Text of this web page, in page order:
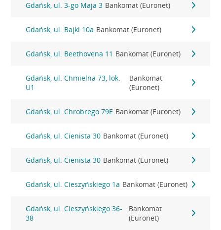
Gdańsk, ul. 3-go Maja 3 Bankomat (Euronet)
Gdańsk, ul. Bajki 10a Bankomat (Euronet)
Gdańsk, ul. Beethovena 11 Bankomat (Euronet)
Gdańsk, ul. Chmielna 73, lok.
U1
Bankomat
(Euronet)
Gdańsk, ul. Chrobrego 79E Bankomat (Euronet)
Gdańsk, ul. Cienista 30 Bankomat (Euronet)
Gdańsk, ul. Cienista 30 Bankomat (Euronet)
Gdańsk, ul. Cieszyńskiego 1a Bankomat (Euronet)
Gdańsk, ul. Cieszyńskiego 36-
38
Bankomat
(Euronet)